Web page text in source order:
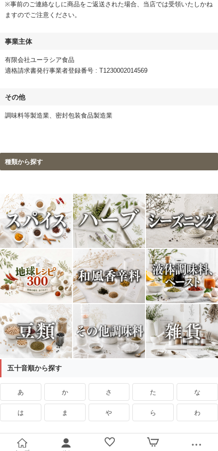
※事前のご連絡なしに商品をご返送された場合、当店では受領いたしかね
ますのでご注意ください。
事業主体
有限会社ユーラシア食品
適格請求書発行事業者登録番号 : T1230002014569
その他
調味料等製造業、密封包装食品製造業
種類から探す
五十音順から探す
あ か さ た な
は ま や ら わ